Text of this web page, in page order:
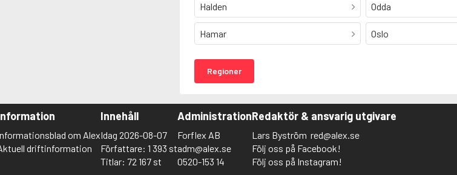
Halden
Hamar
Odda
Oslo
Regioner
om Alex
driftinformation
Innehåll
Idag 2026-08-07
Författare: 1 393 st
Titlar: 72 167 st
Administration
Forflex AB
adm@alex.se
0520-153 14
Redaktör & ansvarig utgivare
Lars Byström red@alex.se
Följ oss på Facebook!
Följ oss på Instagram!